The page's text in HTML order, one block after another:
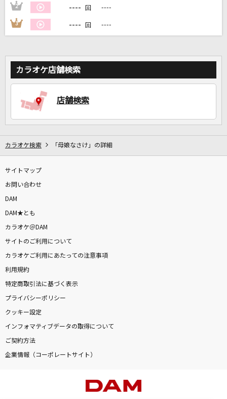
2 ---- 回 ----
3 ---- 回 ----
カラオケ店舗検索
店舗検索
カラオケ検索 「母娘なさけ」の詳細
サイトマップ
お問い合わせ
DAM
DAM★とも
カラオケ＠DAM
サイトのご利用について
カラオケご利用にあたっての注意事項
利用規約
特定商取引法に基づく表示
プライバシーポリシー
クッキー設定
インフォマティブデータの取得について
ご契約方法
企業情報（コーポレートサイト）